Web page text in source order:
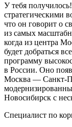
У тебя
стратегическими
что он говорит о
из самых
когда из центра
будет добраться
программу
в России. Оно
Москва — Санкт-
Новосибирск с
Cпециалист по